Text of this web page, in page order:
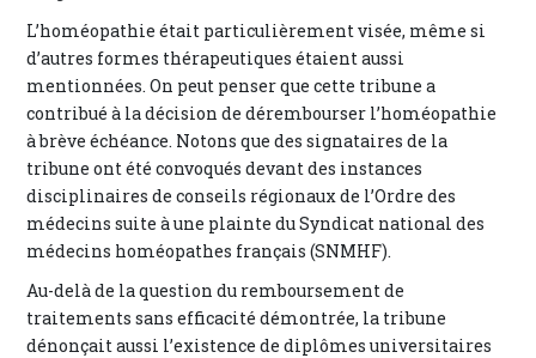
L’homéopathie était particulièrement visée, même si
d’autres formes thérapeutiques étaient aussi
mentionnées. On peut penser que cette tribune a
contribué à la décision de dérembourser l’homéopathie
à brève échéance. Notons que des signataires de la
tribune ont été convoqués devant des instances
disciplinaires de conseils régionaux de l’Ordre des
médecins suite à une plainte du Syndicat national des
médecins homéopathes français (SNMHF).
Au-delà de la question du remboursement de
traitements sans efficacité démontrée, la tribune
dénonçait aussi l’existence de diplômes universitaires